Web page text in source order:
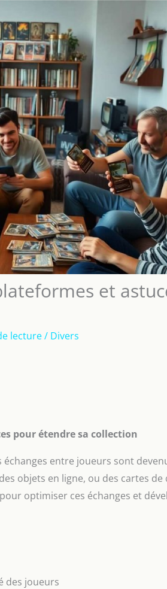
et
lecture/ Divers
pour étendre sa collection
échanges entre joueurs sont
objets en ligne, ou des cartes de
optimiser ces échanges et
des joueurs